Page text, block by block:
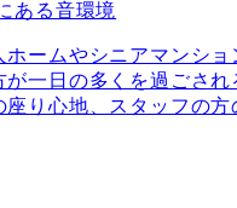
ある音環境
ームやシニアマンショ
一日の多くを過ごされ
座り心地、スタッフの方